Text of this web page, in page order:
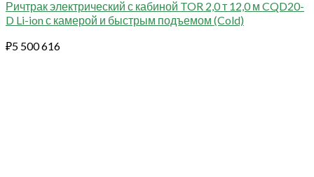
Ричтрак электрический с кабиной TOR 2,0 т 12,0 м CQD20-
D Li-ion с камерой и быстрым подъемом (Cold)
₽5 500 616